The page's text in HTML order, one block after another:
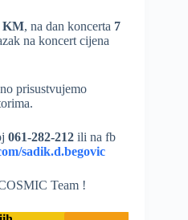
KM, na dan koncerta 7
na koncert cijena
prisustvujemo
061-282-212 ili na fb
sadik.d.begovic
Team !